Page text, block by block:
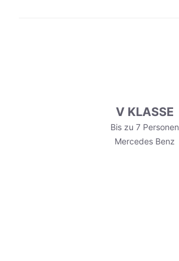
V KLASSE
Bis zu 7 Personen
Mercedes Benz